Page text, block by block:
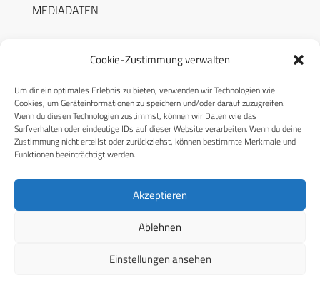
Cookie-Zustimmung verwalten
Um dir ein optimales Erlebnis zu bieten, verwenden wir Technologien wie
Cookies, um Geräteinformationen zu speichern und/oder darauf zuzugreifen.
Wenn du diesen Technologien zustimmst, können wir Daten wie das
Surfverhalten oder eindeutige IDs auf dieser Website verarbeiten. Wenn du deine
Zustimmung nicht erteilst oder zurückziehst, können bestimmte Merkmale und
Funktionen beeinträchtigt werden.
Akzeptieren
Ablehnen
Einstellungen ansehen
MEDIADATEN
RECHTLICHES
Datenschutzerklärung
Cookie-Richtlinie (EU)